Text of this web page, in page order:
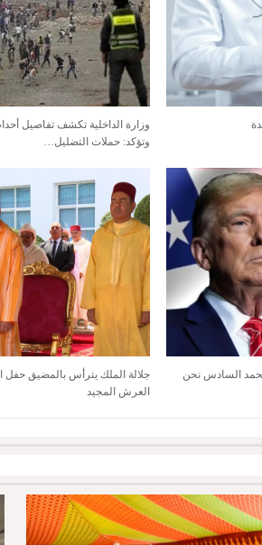
وزارة الداخلية تكشف تفاصيل
وتؤكد: حملات التضليل…
محمد السادس نحن
جلالة الملك يترأس بالمضيق حفل
العرش المجيد